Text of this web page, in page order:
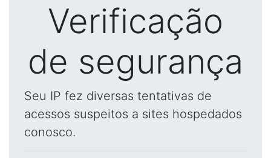
Verificação
de segurança
Seu IP fez diversas tentativas de
acessos suspeitos a sites hospedados
conosco.